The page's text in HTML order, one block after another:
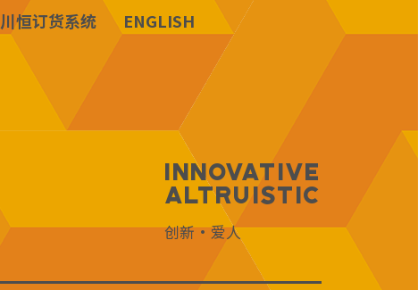
川恒订货系统 ENGLISH
Innovative
Altruistic
创新·爱人